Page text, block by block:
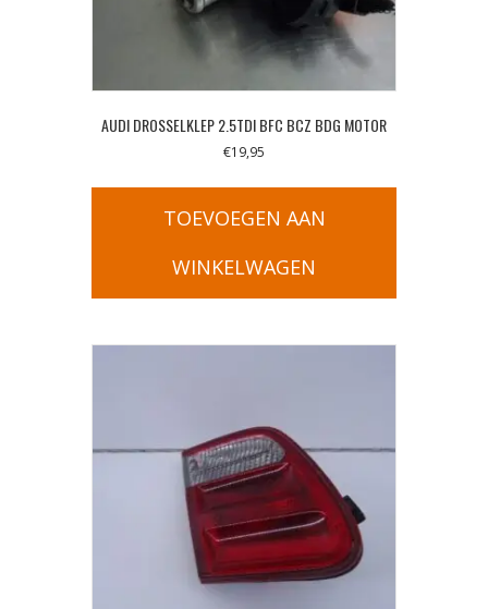
AUDI DROSSELKLEP 2.5TDI BFC BCZ BDG MOTOR
€19,95
TOEVOEGEN AAN
WINKELWAGEN